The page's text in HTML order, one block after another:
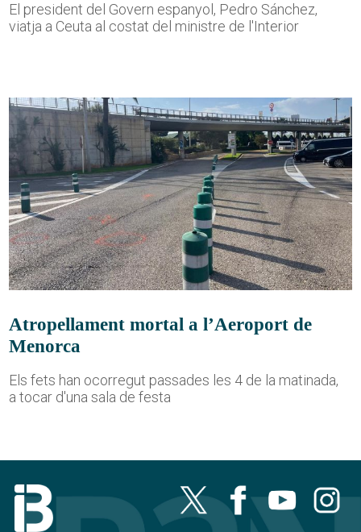
El president del Govern espanyol, Pedro Sánchez,
viatja a Ceuta al costat del ministre de l'Interior
Atropellament mortal a l’Aeroport de
Menorca
Els fets han ocorregut passades les 4 de la matinada,
a tocar d'una sala de festa